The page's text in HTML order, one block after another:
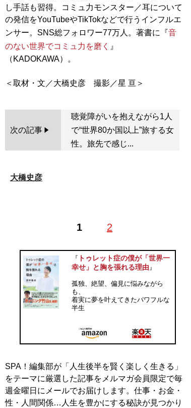
し手話も習得。コミュ力モンスター／耳について
の発信をYouTubeやTikTokなどで行うインフルエ
ンサー。SNS総フォロワー77万人。著書に『音
のない世界でコミュ力を磨く 』
（KADOKAWA）。
次の記事
聴覚障がいを抱えながら1人
で“世界80か国以上”旅する女
性。旅先で感じ...
大橋史彦
1 2
『 トゥレット症の僕が「世界一
幸せ」と胸を張れる理由』
孤独、絶望、偏見に悩みながら
も、
着実に夢を叶えてきたパワフルな
半生
SPA！編集部が「人生後半を賢く楽しく生きる」
をテーマに厳選した記事をメルマガ会員限定で毎
週金曜日にメールでお届けします。仕事・お金・
性・人間関係…人生を豊かにする秘訣が見つかり